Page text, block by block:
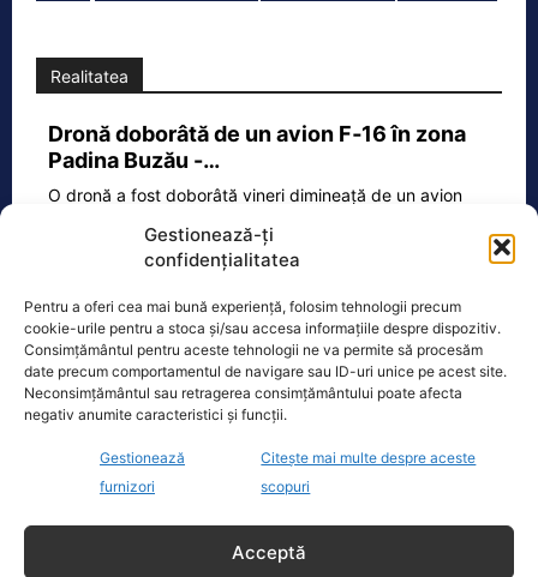
Gestionează-ți
confidențialitatea
Pentru a oferi cea mai bună experiență, folosim tehnologii precum
cookie-urile pentru a stoca și/sau accesa informațiile despre dispozitiv.
Consimțământul pentru aceste tehnologii ne va permite să procesăm
date precum comportamentul de navigare sau ID-uri unice pe acest site.
Neconsimțământul sau retragerea consimțământului poate afecta
negativ anumite caracteristici și funcții.
Gestionează
furnizori
Citește mai multe despre aceste
scopuri
Acceptă
Realitatea
Dronă doborâtă de un avion F‑16 în zona
Padina Buzău -…
O dronă a fost doborâtă vineri dimineață de un avion
Ecopolitic
Bolojan dă undă verde Transelectrica să
taie curentul companiilor, în contextul…
Ilie Bolojan a transmis astăzi că va da
undă verde Transelectrica să taie